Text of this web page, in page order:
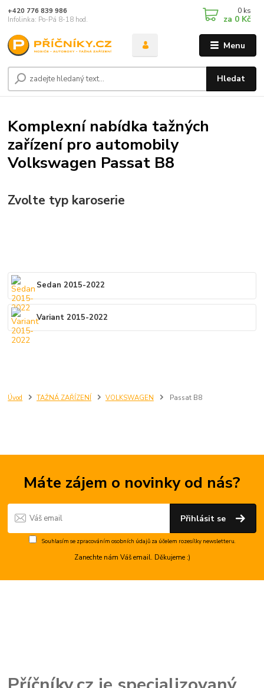
Menu
Hledat
+420 776 839 986
Infolinka: Po-Pá 8-18 hod.
0 ks
za 0 Kč
Úvod TAŽNÁ ZAŘÍZENÍ VOLKSWAGEN Passat B8
Komplexní nabídka tažných
zařízení pro automobily
Volkswagen Passat B8
Zvolte typ karoserie
Sedan 2015-2022
Variant 2015-2022
Máte zájem o novinky od nás?
Přihlásit se
Souhlasím se zpracováním osobních údajůza účelem rozesílky newsletteru.
Zanechte nám Váš email. Děkujeme :)